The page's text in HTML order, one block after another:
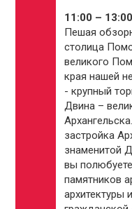
11:00 – 13:00
Пешая
столица
великого
края нашей
- крупный
Двина –
застройка
знаменитой
вы
памятников
архитектуры